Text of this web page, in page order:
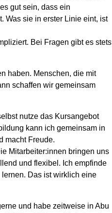
gut sein, dass ein
Was sie in erster Linie eint, ist
Bei Fragen gibt es stets
haben. Menschen, die mit
schaffen wir gemeinsam
nutze das Kursangebot
kann ich gemeinsam in
macht Freude.
Mitarbeiter:innen bringen uns
und flexibel. Ich empfinde
Das ist wirklich eine
und habe zeitweise in Abu